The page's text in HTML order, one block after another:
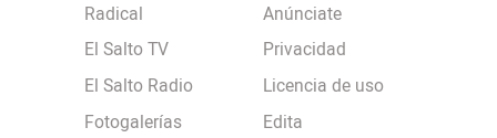
Radical
El Salto TV
El Salto Radio
Fotogalerías
Anúnciate
Privacidad
Licencia de uso
Edita